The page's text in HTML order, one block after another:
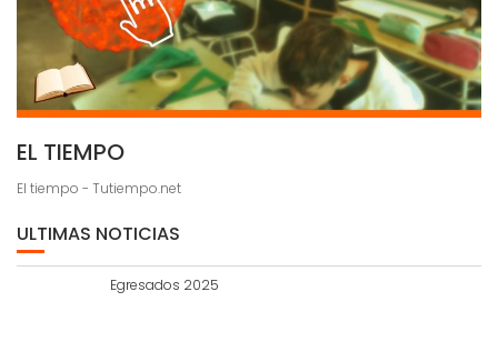
EL TIEMPO
El tiempo - Tutiempo.net
ULTIMAS NOTICIAS
Egresados 2025